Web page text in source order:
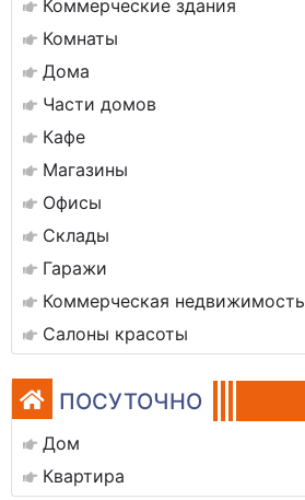
Коммерческие здания
Комнаты
Дома
Части домов
Кафе
Магазины
Офисы
Склады
Гаражи
Коммерческая недвижимость
Салоны красоты
ПОСУТОЧНО
Дом
Квартира